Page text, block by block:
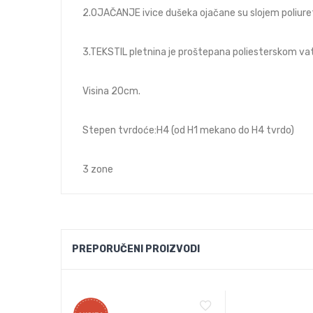
2.OJAČANJE ivice dušeka ojačane su slojem
3.TEKSTIL pletnina je proštepana poliesterskom
Visina 20cm.
Stepen tvrdoće:H4 (od H1 mekano do H4 tvrdo)
3 zone
PREPORUČENI PROIZVODI